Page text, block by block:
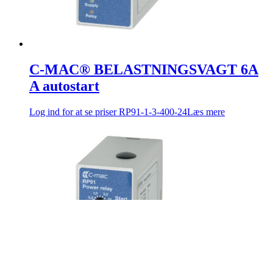
C-MAC® BELASTNINGSVAGT 6A
A autostart
Log ind for at se priserRP91-1-3-400-24Læs mere